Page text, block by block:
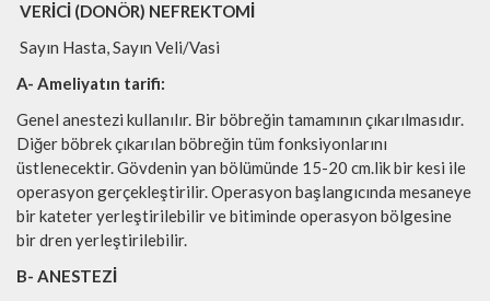
VERİCİ (DONÖR) NEFREKTOMİ
Sayın Hasta, Sayın Veli/Vasi
A- Ameliyatın tarifi:
Genel anestezi kullanılır. Bir böbreğin tamamının çıkarılmasıdır.
Diğer böbrek çıkarılan böbreğin tüm fonksiyonlarını
üstlenecektir. Gövdenin yan bölümünde 15-20 cm.lik bir kesi ile
operasyon gerçekleştirilir. Operasyon başlangıcında mesaneye
bir kateter yerleştirilebilir ve bitiminde operasyon bölgesine
bir dren yerleştirilebilir.
B- ANESTEZİ